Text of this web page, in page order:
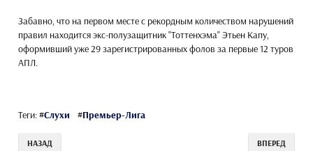
Забавно, что на первом месте с рекордным количеством нарушений
правил находится экс-полузащитник "Тоттенхэма" Этьен Капу,
оформивший уже 29 зарегистрированных фолов за первые 12 туров
АПЛ.
Теги:#Слухи #Премьер-Лига
НАЗАД ВПЕРЕД